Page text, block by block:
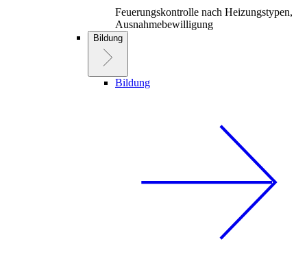
Feuerungskontrolle nach Heizungstypen,
Ausnahmebewilligung
Bildung
Bildung